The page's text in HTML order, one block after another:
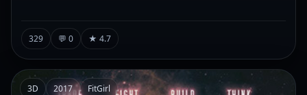
329 💬 0 ★ 4.7
3D 2017 FitGirl